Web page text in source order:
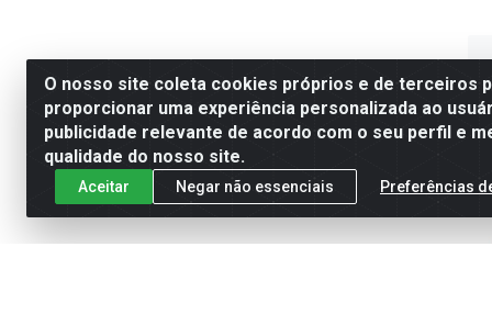
O nosso site coleta cookies próprios e de terceiros
proporcionar uma experiência personalizada ao
publicidade relevante de acordo com o seu perfil e
qualidade do nosso site.
Aceitar Negar não essenciais Preferências